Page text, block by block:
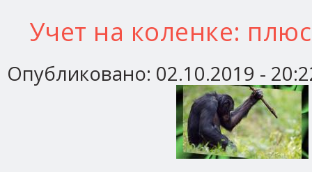
Учет на коленке:
Опубликовано: 02.10.2019 -